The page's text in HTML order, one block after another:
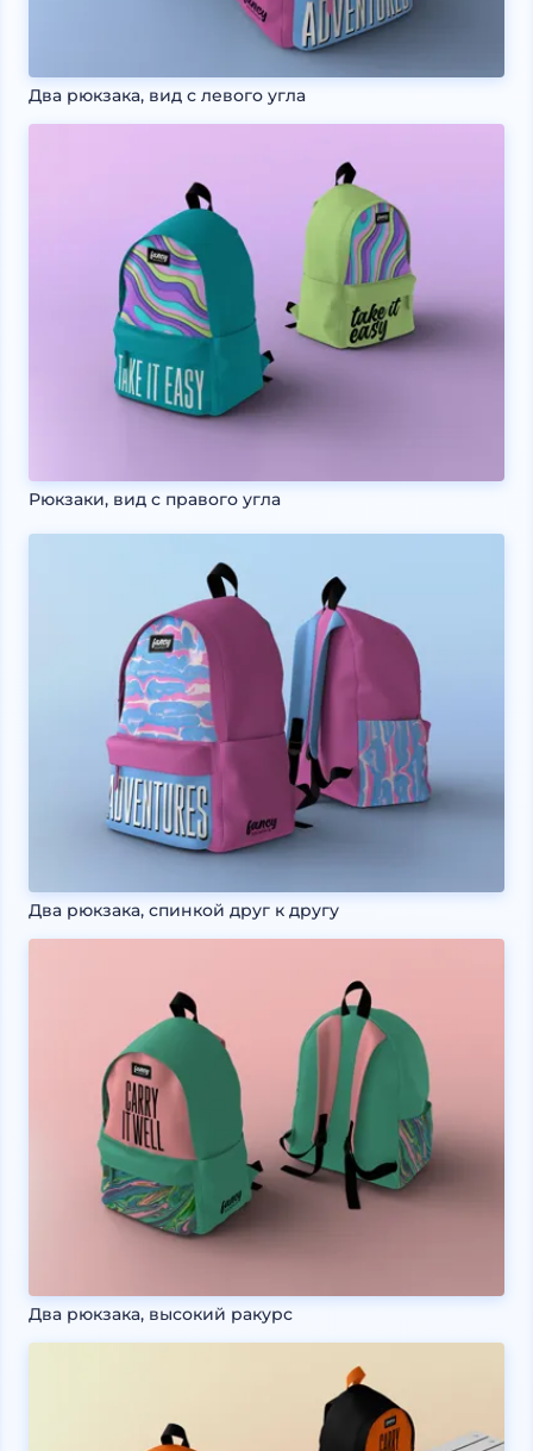
Два рюкзака, вид с левого угла
Рюкзаки, вид с правого угла
Два рюкзака, спинкой друг к другу
Два рюкзака, высокий ракурс